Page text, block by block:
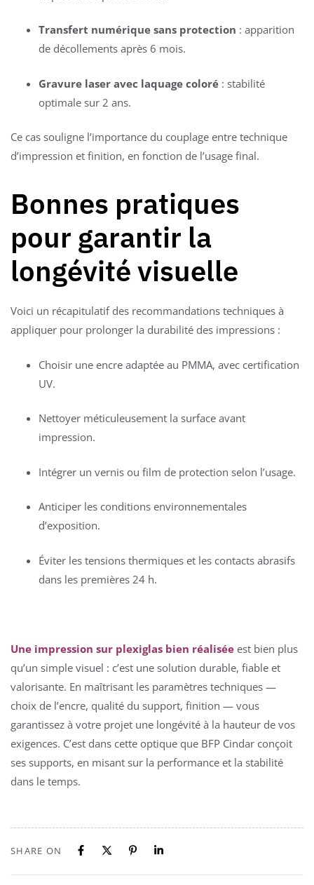
Transfert numérique sans protection : apparition
de décollements après 6 mois.
Gravure laser avec laquage coloré : stabilité
optimale sur 2 ans.
Ce cas souligne l’importance du couplage entre technique
d’impression et finition, en fonction de l’usage final.
Bonnes pratiques
pour garantir la
longévité visuelle
Voici un récapitulatif des recommandations techniques à
appliquer pour prolonger la durabilité des impressions :
Choisir une encre adaptée au PMMA, avec certification
UV.
Nettoyer méticuleusement la surface avant
impression.
Intégrer un vernis ou film de protection selon l’usage.
Anticiper les conditions environnementales
d’exposition.
Éviter les tensions thermiques et les contacts abrasifs
dans les premières 24 h.
Une impression sur plexiglas bien réalisée est bien plus
qu’un simple visuel : c’est une solution durable, fiable et
valorisante. En maîtrisant les paramètres techniques —
choix de l’encre, qualité du support, finition — vous
garantissez à votre projet une longévité à la hauteur de vos
exigences. C’est dans cette optique que BFP Cindar conçoit
ses supports, en misant sur la performance et la stabilité
dans le temps.
SHARE ON